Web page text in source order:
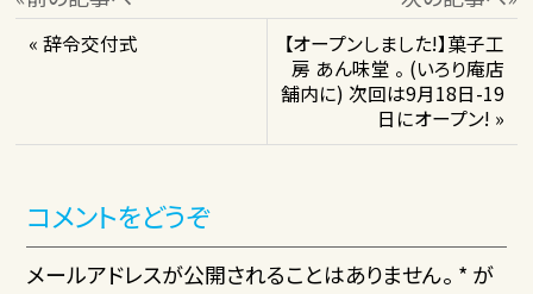
« 辞令交付式
【オープンしました!】菓子工
房 あん味堂 。 (いろり庵店
舗内に) 次回は9月18日-19
日にオープン! »
コメントをどうぞ
メールアドレスが公開されることはありません。 * が